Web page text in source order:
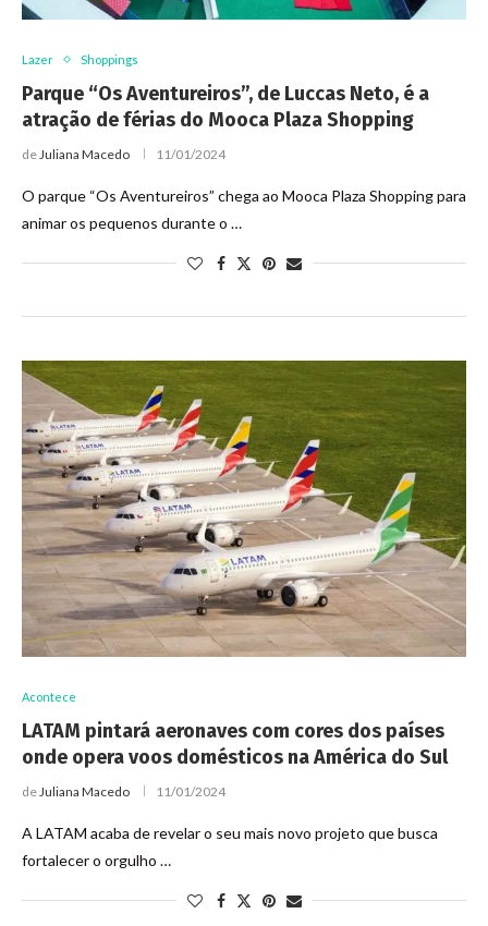
Lazer Shoppings
Parque “Os Aventureiros”, de Luccas Neto, é a
atração de férias do Mooca Plaza Shopping
deJuliana Macedo 11/01/2024
O parque “Os Aventureiros” chega ao Mooca Plaza Shopping para
animar os pequenos durante o …
Acontece
LATAM pintará aeronaves com cores dos países
onde opera voos domésticos na América do Sul
deJuliana Macedo 11/01/2024
A LATAM acaba de revelar o seu mais novo projeto que busca
fortalecer o orgulho …